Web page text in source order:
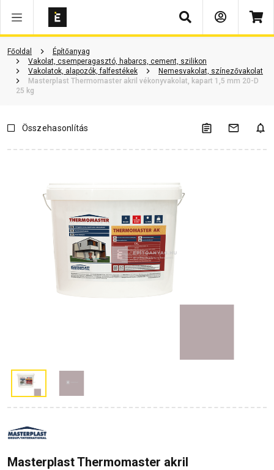
Keresés
Főoldal
Építőanyag
Vakolat, csemperagasztó, habarcs, cement, szilikon
Vakolatok, alapozók, falfestékek
Nemesvakolat, színezővakolat
Masterplast Thermomaster akril vékonyvakolat, kapart 1,5 mm 20-D
25 kg
Vásárlói vélemények Kérdések és válaszok Kapcsolódó cikkek
Összehasonlítás
Masterplast Thermomaster akril